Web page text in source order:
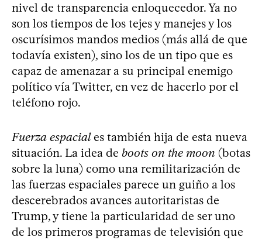
nivel de transparencia enloquecedor. Ya no
son los tiempos de los tejes y manejes y los
oscurísimos mandos medios (más allá de que
todavía existen), sino los de un tipo que es
capaz de amenazar a su principal enemigo
político vía Twitter, en vez de hacerlo por el
teléfono rojo.
Fuerza espaciales también hija de esta nueva
situación. La idea de boots on the moon (botas
sobre la luna) como una remilitarización de
las fuerzas espaciales parece un guiño a los
descerebrados avances autoritaristas de
Trump, y tiene la particularidad de ser uno
de los primeros programas de televisión que